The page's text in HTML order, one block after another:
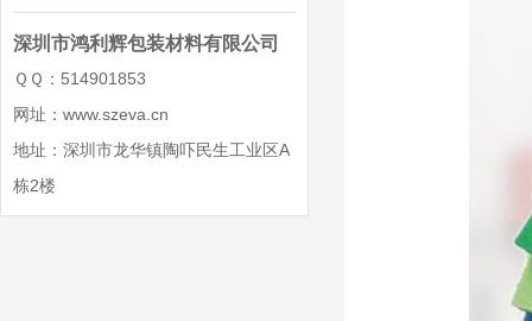
深圳市鸿利辉包装材料有限公司
ＱＱ：514901853
网址：www.szeva.cn
地址：深圳市龙华镇陶吓民生工业区A
栋2楼